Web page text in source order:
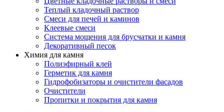
Теплый кладочный раствор
Смеси для печей и каминов
Клеевые смеси
Система мощения для брусчатки и камня
Декоративный песок
Химия для камня
Полиэфирный клей
Герметик для камня
Гидрофобизаторы и очистители фасадов
Очистители
Пропитки и покрытия для камня